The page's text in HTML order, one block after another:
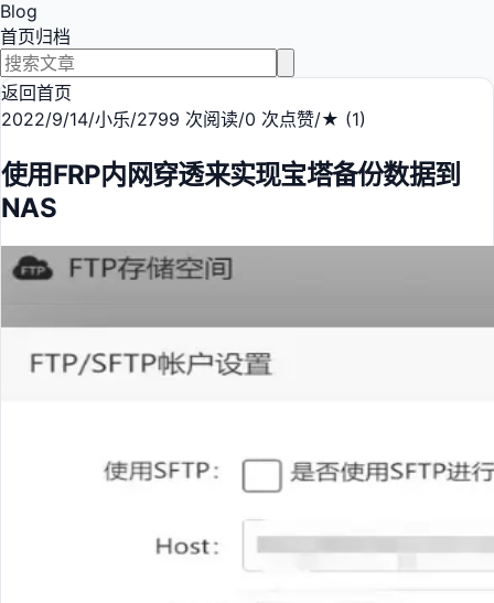
Blog
首页归档
返回首页
2022/9/14/小乐/2799 次阅读/0 次点赞/★ (1)
使用FRP内网穿透来实现宝塔备份数据到
NAS